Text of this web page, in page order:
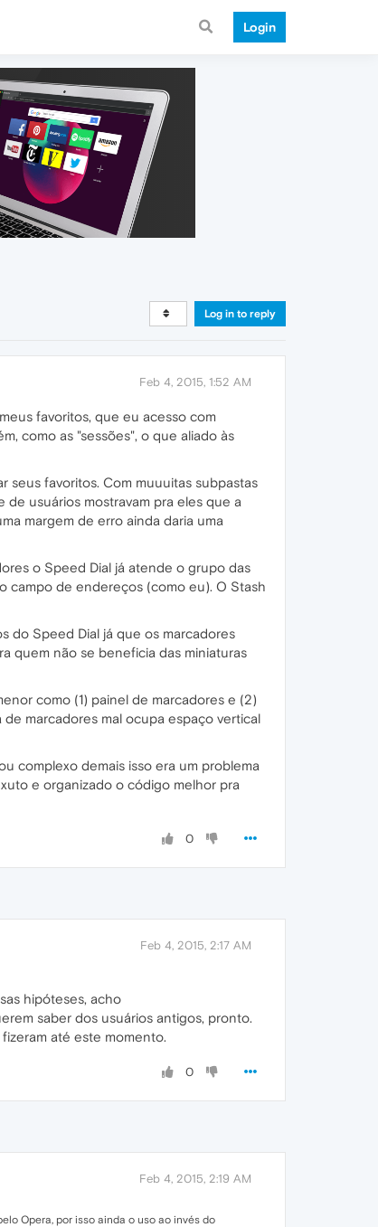
Login
Log in to reply
Feb 4, 2015, 1:52 AM
favoritos, que eu acesso com
como as "sessões", o que aliado às
favoritos. Com muuuitas subpastas
de usuários mostravam pra eles que a
margem de erro ainda daria uma
o Speed Dial já atende o grupo das
campo de endereços (como eu). O Stash
do Speed Dial já que os marcadores
quem não se beneficia das miniaturas
como (1) painel de marcadores e (2)
marcadores mal ocupa espaço vertical
complexo demais isso era um problema
e organizado o código melhor pra
0
Feb 4, 2015, 2:17 AM
hipóteses, acho
saber dos usuários antigos, pronto.
até este momento.
0
Feb 4, 2015, 2:19 AM
Opera, por isso ainda o uso ao invés do